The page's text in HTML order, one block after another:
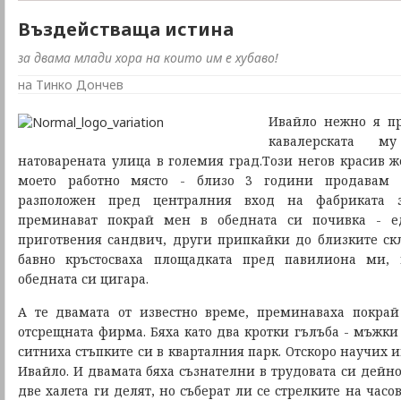
Въздействаща истина
за двама млади хора на които им е хубаво!
на Тинко Дончев
Ивайло нежно я
кавалерската
натоварената улица в големия град.Този негов красив
моето работно място - близо 3 години продавам
разположен пред централния вход на фабриката
преминават покрай мен в обедната си почивка -
приготвения сандвич, други припкайки до близките
бавно кръстосваха площадката пред павилиона ми,
обедната си цигара.
А те двамата от известно време, преминаваха
отсрещната фирма. Бяха като два кротки гълъба -
ситниха стъпките си в кварталния парк. Отскоро
Ивайло. И двамата бяха съзнателни в трудовата си
две халета ги делят, но съберат ли се стрелките на